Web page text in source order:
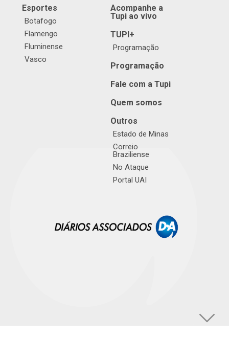
Esportes
Botafogo
Flamengo
Fluminense
Vasco
Acompanhe a
Tupi ao vivo
TUPI+
Programação
Programação
Fale com a Tupi
Quem somos
Outros
Estado de Minas
Correio
Braziliense
No Ataque
Portal UAI